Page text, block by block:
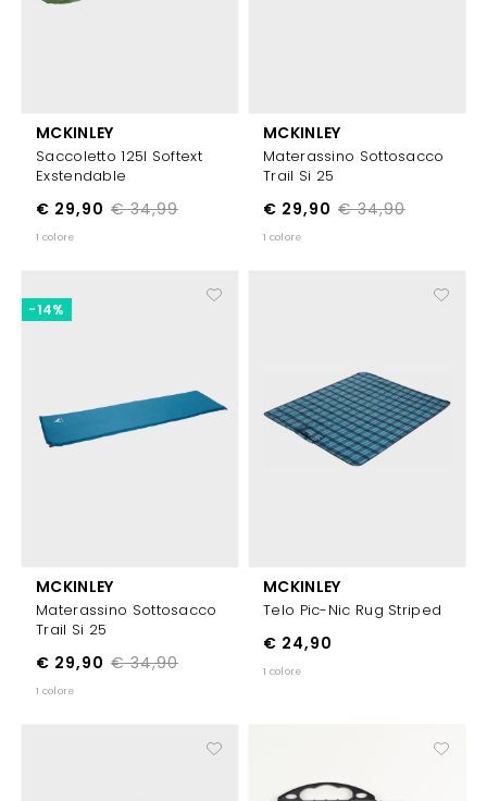
MCKINLEY
Saccoletto 125l Softext
Exstendable
€ 34,99
€ 29,90
1 colore
MCKINLEY
Materassino Sottosacco
Trail Si 25
€ 34,90
€ 29,90
1 colore
MCKINLEY
Materassino Sottosacco
Trail Si 25
€ 34,90
€ 29,90
-14%
1 colore
MCKINLEY
Telo Pic-Nic Rug Striped
€ 24,90
1 colore